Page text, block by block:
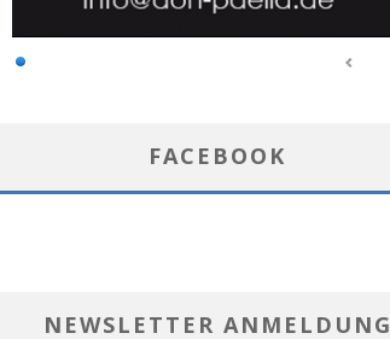
FACEBOOK
NEWSLETTER ANMELDUNG